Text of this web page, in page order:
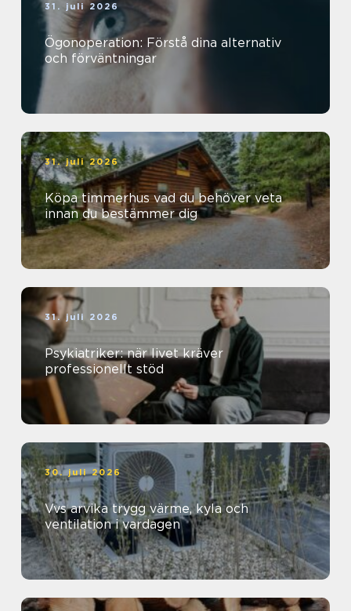
31. juli 2026
Ögonoperation: Förstå dina alternativ
och förväntningar
31. juli 2026
Köpa timmerhus vad du behöver veta
innan du bestämmer dig
31. juli 2026
Psykiatriker: när livet kräver
professionellt stöd
30. juli 2026
Vvs arvika trygg värme, kyla och
ventilation i vardagen